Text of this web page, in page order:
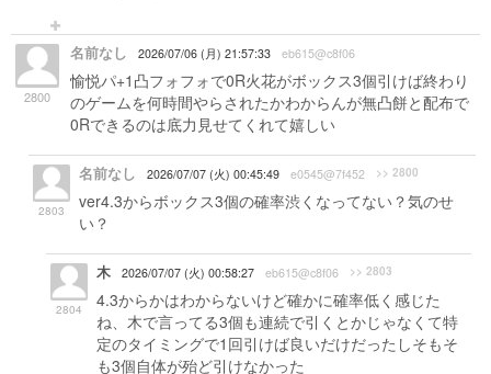
2800
名前なし 2026/07/06 (月) 21:57:33 eb615@c8f06
愉悦パ+1凸フォフォで0R火花がボックス3個引けば終わり
のゲームを何時間やらされたかわからんが無凸餅と配布で
0Rできるのは底力見せてくれて嬉しい
2803
名前なし 2026/07/07 (火) 00:45:49 e0545@7f452 >> 2800
ver4.3からボックス3個の確率渋くなってない？気のせ
い？
2804
木 2026/07/07 (火) 00:58:27 eb615@c8f06 >> 2803
4.3からかはわからないけど確かに確率低く感じた
ね、木で言ってる3個も連続で引くとかじゃなくて特
定のタイミングで1回引けば良いだけだったしそもそ
も3個自体が殆ど引けなかった